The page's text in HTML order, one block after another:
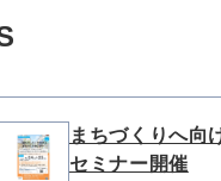
まちづくりへ向
セミナー開催